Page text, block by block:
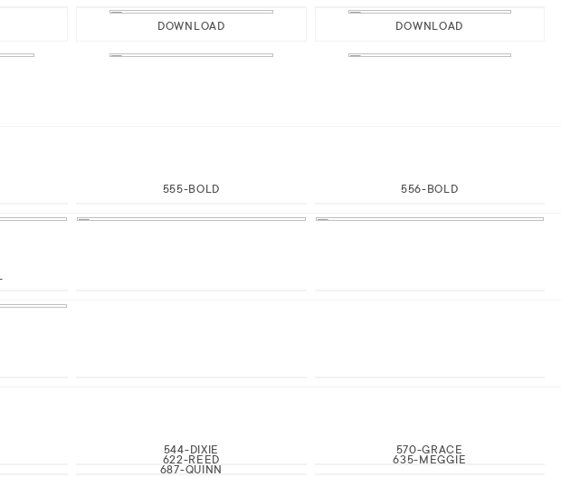
DOWNLOAD DOWNLOAD
555-BOLD 556-BOLD
544-DIXIE 570-GRACE
622-REED 635-MEGGIE
687-QUINN